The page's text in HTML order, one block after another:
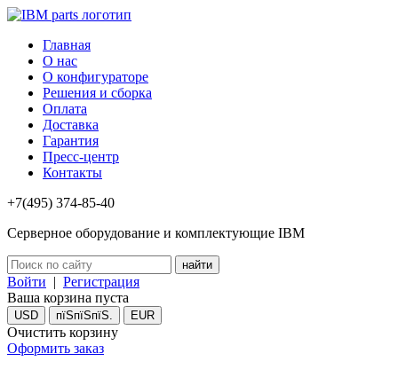
Главная
О нас
О конфигураторе
Решения и сборка
Оплата
Доставка
Гарантия
Пресс-центр
Контакты
+7(495) 374-85-40
Серверное оборудование и комплектующие IBM
Войти | Регистрация
Ваша корзина пуста
USD пїЅпїЅпїЅ. EUR
Очистить корзину
Оформить заказ